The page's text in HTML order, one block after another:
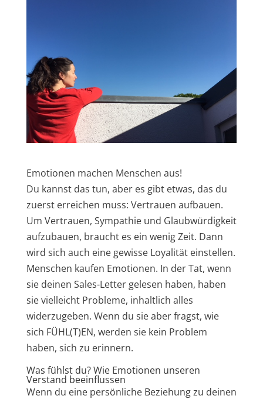
Emotionen machen Menschen aus!
Du kannst das tun, aber es gibt etwas, das du
zuerst erreichen muss: Vertrauen aufbauen.
Um Vertrauen, Sympathie und Glaubwürdigkeit
aufzubauen, braucht es ein wenig Zeit. Dann
wird sich auch eine gewisse Loyalität einstellen.
Menschen kaufen Emotionen. In der Tat, wenn
sie deinen Sales-Letter gelesen haben, haben
sie vielleicht Probleme, inhaltlich alles
widerzugeben. Wenn du sie aber fragst, wie
sich FÜHL(T)EN, werden sie kein Problem
haben, sich zu erinnern.
Was fühlst du? Wie Emotionen unseren
Verstand beeinflussen
Wenn du eine persönliche Beziehung zu deinen